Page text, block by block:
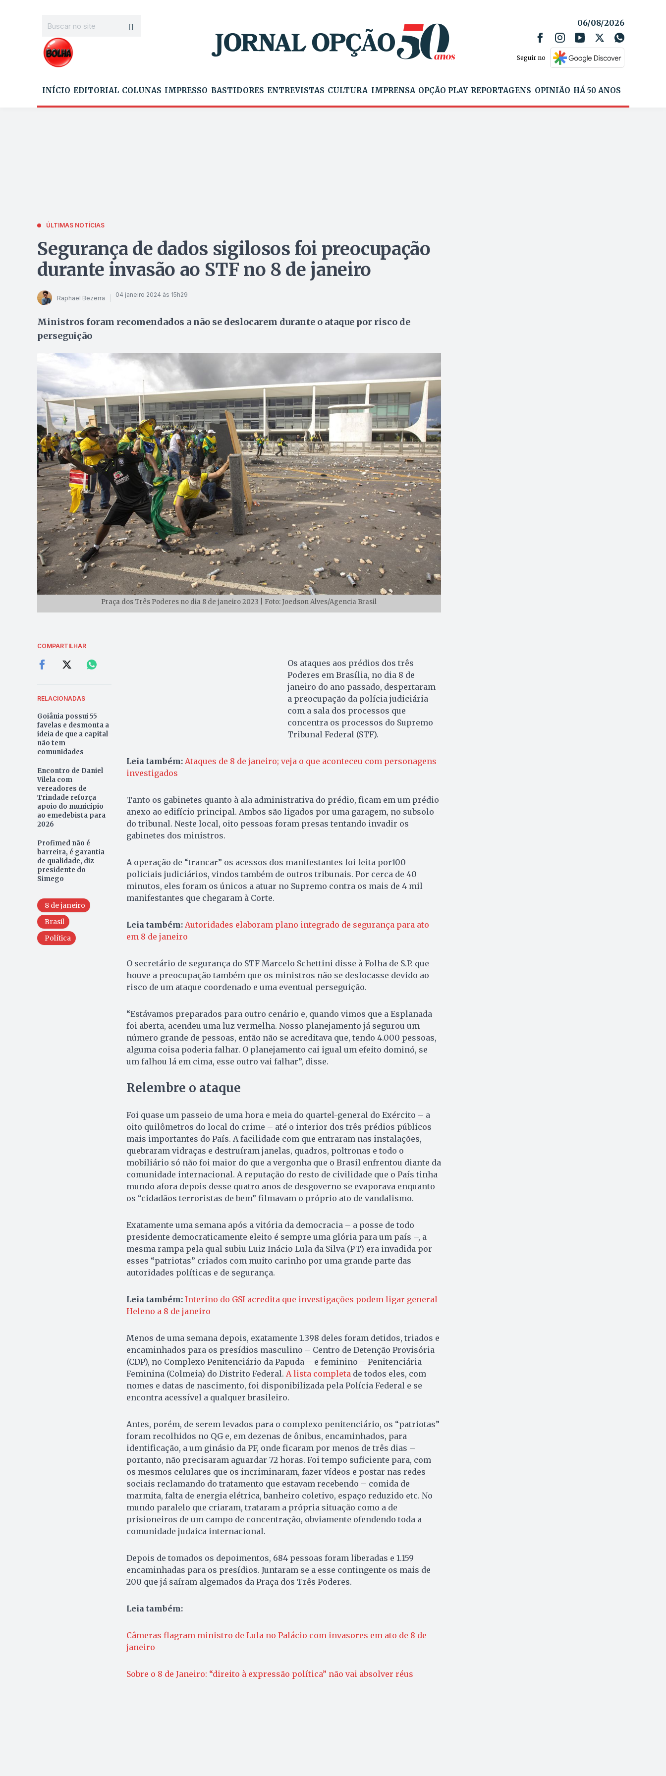
06/08/2026
Seguir no
INÍCIO EDITORIAL COLUNAS IMPRESSO BASTIDORES ENTREVISTAS CULTURA IMPRENSA OPÇÃO PLAY REPORTAGENS OPINIÃO HÁ 50 ANOS
ÚLTIMAS NOTÍCIAS
Segurança de dados sigilosos foi preocupação
durante invasão ao STF no 8 de janeiro
Raphael Bezerra 04 janeiro 2024 às 15h29
Ministros foram recomendados a não se deslocarem durante o ataque por risco de
perseguição
Praça dos Três Poderes no dia 8 de janeiro 2023 | Foto: Joedson Alves/Agencia Brasil
COMPARTILHAR
RELACIONADAS
Goiânia possui 55
favelas e desmonta a
ideia de que a capital
não tem
comunidades
Encontro de Daniel
Vilela com
vereadores de
Trindade reforça
apoio do município
ao emedebista para
2026
Profimed não é
barreira, é garantia
de qualidade, diz
presidente do
Simego
8 de janeiro
Brasil
Política
Os ataques aos prédios dos três
Poderes em Brasília, no dia 8 de
janeiro do ano passado, despertaram
a preocupação da polícia judiciária
com a sala dos processos que
concentra os processos do Supremo
Tribunal Federal (STF).
Leia também: Ataques de 8 de janeiro; veja o que aconteceu com personagens
investigados
Tanto os gabinetes quanto à ala administrativa do prédio, ficam em um prédio
anexo ao edifício principal. Ambos são ligados por uma garagem, no subsolo
do tribunal. Neste local, oito pessoas foram presas tentando invadir os
gabinetes dos ministros.
A operação de “trancar” os acessos dos manifestantes foi feita por100
policiais judiciários, vindos também de outros tribunais. Por cerca de 40
minutos, eles foram os únicos a atuar no Supremo contra os mais de 4 mil
manifestantes que chegaram à Corte.
Leia também: Autoridades elaboram plano integrado de segurança para ato
em 8 de janeiro
O secretário de segurança do STF Marcelo Schettini disse à Folha de S.P. que
houve a preocupação também que os ministros não se deslocasse devido ao
risco de um ataque coordenado e uma eventual perseguição.
“Estávamos preparados para outro cenário e, quando vimos que a Esplanada
foi aberta, acendeu uma luz vermelha. Nosso planejamento já segurou um
número grande de pessoas, então não se acreditava que, tendo 4.000 pessoas,
alguma coisa poderia falhar. O planejamento cai igual um efeito dominó, se
um falhou lá em cima, esse outro vai falhar”, disse.
Relembre o ataque
Foi quase um passeio de uma hora e meia do quartel-general do Exército – a
oito quilômetros do local do crime – até o interior dos três prédios públicos
mais importantes do País. A facilidade com que entraram nas instalações,
quebraram vidraças e destruíram janelas, quadros, poltronas e todo o
mobiliário só não foi maior do que a vergonha que o Brasil enfrentou diante da
comunidade internacional. A reputação do resto de civilidade que o País tinha
mundo afora depois desse quatro anos de desgoverno se evaporava enquanto
os “cidadãos terroristas de bem” filmavam o próprio ato de vandalismo.
Exatamente uma semana após a vitória da democracia – a posse de todo
presidente democraticamente eleito é sempre uma glória para um país –, a
mesma rampa pela qual subiu Luiz Inácio Lula da Silva (PT) era invadida por
esses “patriotas” criados com muito carinho por uma grande parte das
autoridades políticas e de segurança.
Leia também: Interino do GSI acredita que investigações podem ligar general
Heleno a 8 de janeiro
Menos de uma semana depois, exatamente 1.398 deles foram detidos, triados e
encaminhados para os presídios masculino – Centro de Detenção Provisória
(CDP), no Complexo Penitenciário da Papuda – e feminino – Penitenciária
Feminina (Colmeia) do Distrito Federal. A lista completade todos eles, com
nomes e datas de nascimento, foi disponibilizada pela Polícia Federal e se
encontra acessível a qualquer brasileiro.
Antes, porém, de serem levados para o complexo penitenciário, os “patriotas”
foram recolhidos no QG e, em dezenas de ônibus, encaminhados, para
identificação, a um ginásio da PF, onde ficaram por menos de três dias –
portanto, não precisaram aguardar 72 horas. Foi tempo suficiente para, com
os mesmos celulares que os incriminaram, fazer vídeos e postar nas redes
sociais reclamando do tratamento que estavam recebendo – comida de
marmita, falta de energia elétrica, banheiro coletivo, espaço reduzido etc. No
mundo paralelo que criaram, trataram a própria situação como a de
prisioneiros de um campo de concentração, obviamente ofendendo toda a
comunidade judaica internacional.
Depois de tomados os depoimentos, 684 pessoas foram liberadas e 1.159
encaminhadas para os presídios. Juntaram se a esse contingente os mais de
200 que já saíram algemados da Praça dos Três Poderes.
Leia também:
Câmeras flagram ministro de Lula no Palácio com invasores em ato de 8 de
janeiro
Sobre o 8 de Janeiro: “direito à expressão política” não vai absolver réus